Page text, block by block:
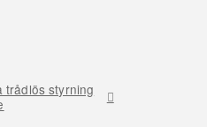
trådlös styrning